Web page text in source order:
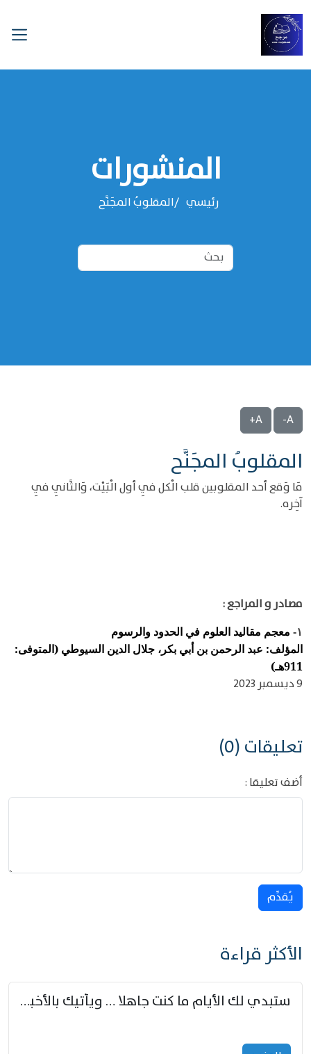
المنشورات
رئيسي المقلوبُ المجَنَّح
A-
A+
المقلوبُ المجَنَّح
مَا وَقع أحد المقلوبين قلب الْكل فِي أول الْبَيْت، وَالثَّانِي فِي
آخِره.
مصادر و المراجع :
١-
معجم مقاليد العلوم في الحدود والرسوم
المؤلف: عبد الرحمن بن أبي بكر، جلال الدين السيوطي (المتوفى:
911هـ)
9 ديسمبر 2023
تعليقات (0)
أضف تعليقا :
يُقدِّم
الأكثر قراءة
ستبدي لك الأيام ما كنت جاهلا … ويأتيك بالأخبار من لم تزوّد